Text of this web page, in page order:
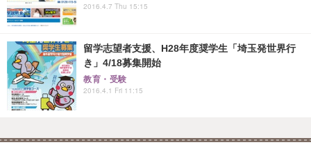
2016.4.7 Thu 15:15
留学志望者支援、H28年度奨学生「埼玉発世界行
き」4/18募集開始
教育・受験
2016.4.1 Fri 11:15